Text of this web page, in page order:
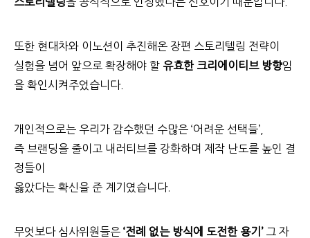
또한 현대차와 이노션이 추진해온 장편 스토리텔링 전략이
실험을 넘어 앞으로 확장해야 할 유효한 크리에이티브 방향임
을 확인시켜주었습니다.
개인적으로는 우리가 감수했던 수많은 ‘어려운 선택들’,
즉 브랜딩을 줄이고 내러티브를 강화하며 제작 난도를 높인 결
정들이
옳았다는 확신을 준 계기였습니다.
무엇보다 심사위원들은 ‘전례 없는 방식에 도전한 용기’그 자